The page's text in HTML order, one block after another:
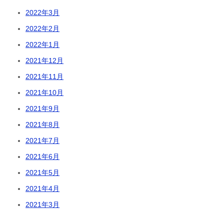
2022年3月
2022年2月
2022年1月
2021年12月
2021年11月
2021年10月
2021年9月
2021年8月
2021年7月
2021年6月
2021年5月
2021年4月
2021年3月